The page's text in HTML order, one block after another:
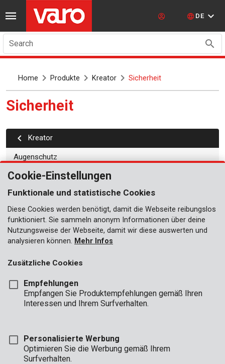
DE
Search
Home Produkte Kreator Sicherheit
Sicherheit
kreator
Augenschutz
Gehörschutz
Knieschoner
Staubschutzmasken
Kopfschutz
Handschuhe
Cookie-Einstellungen
Funktionale und statistische Cookies
Diese Cookies werden benötigt, damit die Webseite reibungslos
funktioniert. Sie sammeln anonym Informationen über deine
Nutzungsweise der Webseite, damit wir diese auswerten und
analysieren können. Mehr Infos
Zusätzliche Cookies
Empfehlungen
Empfangen Sie Produktempfehlungen gemäß Ihren
Interessen und Ihrem Surfverhalten.
Personalisierte Werbung
Optimieren Sie die Werbung gemäß Ihrem
Surfverhalten.